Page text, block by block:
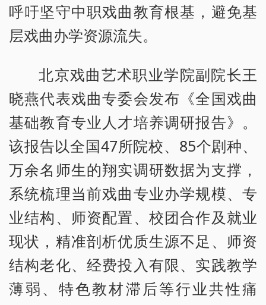
呼吁坚守中职戏曲教育根基，避免基
层戏曲办学资源流失。
北京戏曲艺术职业学院副院长王
晓燕代表戏曲专委会发布《全国戏曲
基础教育专业人才培养调研报告》。
该报告以全国47所院校、85个剧种、
万余名师生的翔实调研数据为支撑，
系统梳理当前戏曲专业办学规模、专
业结构、师资配置、校团合作及就业
现状，精准剖析优质生源不足、师资
结构老化、经费投入有限、实践教学
薄弱、特色教材滞后等行业共性痛